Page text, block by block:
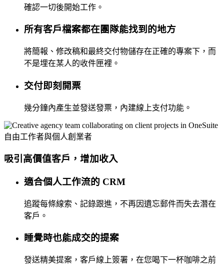
確認一切後開始工作。
所有客戶檔案都在團隊能找到的地方
將簡報、修改稿和最終交付物儲存在正確的專案下，而
不是埋在某人的收件匣裡。
交付即刻開票
幾分鐘內產生並發送發票，內建線上支付功能。
自由工作者與個人創業者
吸引高價值客戶，增加收入
適合個人工作流的 CRM
追蹤每條線索、記錄跟進，不再因遺忘郵件而失去潛在
客戶。
睡覺時也能成交的提案
發送精美提案，客戶線上簽署，在您喝下一杯咖啡之前